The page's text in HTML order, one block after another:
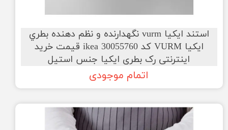
استند ایکیا vurm نگهدارنده و نظم دهنده بطري
ایکیا VURM کد ikea 30055760 قیمت خرید
اینترنتی رک بطری ایکیا جنس استیل
اتمام موجودی